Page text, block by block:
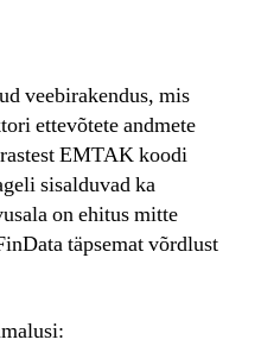
veebirakendus, mis
ettevõtete andmete
EMTAK koodi
sisalduvad ka
on ehitus mitte
täpsemat võrdlust